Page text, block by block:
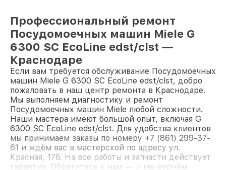
Профессиональный ремонт
Посудомоечных машин Miele G
6300 SC EcoLine edst/clst —
Краснодаре
Если вам требуется обслуживание Посудомоечных
машин Miele G 6300 SC EcoLine edst/clst, добро
пожаловать в наш центр ремонта в Краснодаре.
Мы выполняем диагностику и ремонт
Посудомоечных машин Miele любой сложности.
Наши мастера имеют большой опыт, включая G
6300 SC EcoLine edst/clst. Для удобства клиентов
мы принимаем заказы по номеру +7 (861) 299-37-
61 и ждём вас в мастерской по адресу ул.
Красная, 176. На все работы и запчасти действует
гарантия. Обратитесь к нам — и мы вернём